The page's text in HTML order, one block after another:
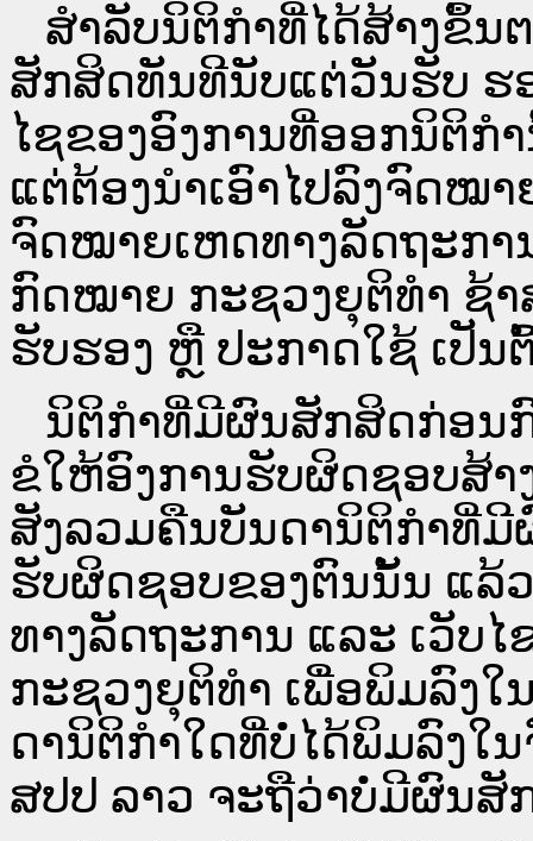
ສໍາລັບນິຕິກໍາທີ່ໄດ້ສ້າງຂຶ້ນ
ສັກສິດທັນທີນັບແຕ່ວັນຮັບ ຮ
ໄຊຂອງອົງການທີ່ອອກນິຕິ
ແຕ່ຕ້ອງນໍາເອົາໄປລົງຈົດໝ
ຈົດ​ໝາຍ​ເຫດ​ທາງ​ລັດ​ຖະ​ກ
ກົດໝາຍ ກະຊວງຍຸຕິທໍາ ຊ້
ຮັບຮອງ ຫຼື ປະກາດໃຊ້ ເປັນ
ນິ​ຕິ​ກຳ​ທີ່​ມີ​ຜົນ​ສັກ​ສິດ​ກ່ອນ​
ຂໍໃຫ້ອົງ​ການ​ຮັບ​ຜິດ​ຊອບ​ສ້າ
ສັງລວມຄືນບັນດານິຕິກໍາທີ່ມີ
ຮັບຜິດຊອບຂອງຕົນນັ້ນ ແລ້
ທາງ​ລັດ​ຖະ​ການ ແລະ ເວັບ
ກະຊວງຍຸຕິທໍາ ເພື່ອພິມລົງ
ດາ​ນິ​ຕິ​ກຳ​ໃດ​ທີ່ບໍ່​ໄດ້​ພິມ​ລົງ​ໃ
ສປ​ປ ລາວ ​ຈະຖື​ວ່າບໍ່​ມີ​ຜົນ​ສັ